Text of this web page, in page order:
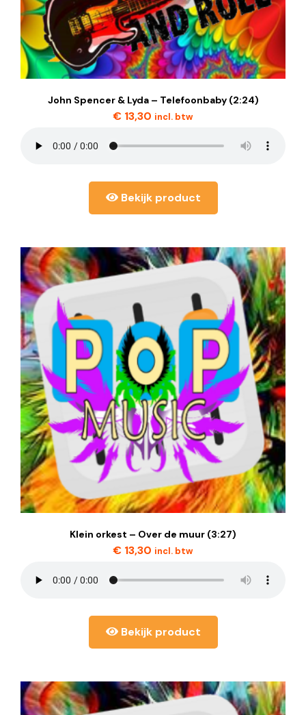
John Spencer & Lyda – Telefoonbaby (2:24)
€ 13,30 incl. btw
Bekijk product
Klein orkest – Over de muur (3:27)
€ 13,30 incl. btw
Bekijk product